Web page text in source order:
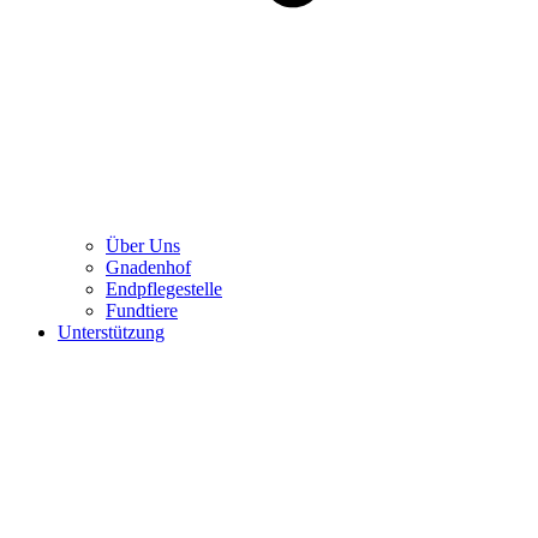
Über Uns
Gnadenhof
Endpflegestelle
Fundtiere
Unterstützung